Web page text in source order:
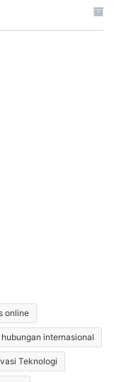
online
hubungan internasional
Teknologi